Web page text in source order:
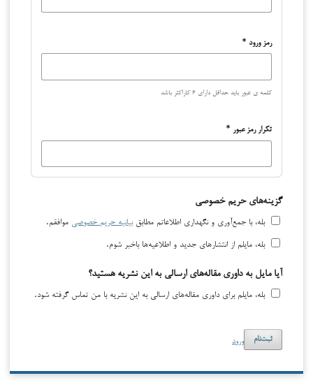
رمز ورود *
کلمه ی عبور باید حداقل دارای ۶ کاراکتر باشد
تکرار رمز عبور *
گزینه‌های حریم خصوصی
بله، با جمع‌آوری و نگهداری اطلاعاتم مطابقبیانیه حریم خصوصی
موافقم.
بله، مایلم از انتشارهای جدید و اطلاعیه‌ها باخبر شوم.
آیا مایل به داوری مقاله‌های ارسالی به این نشریه هستید؟
بله، مایلم برای داوری مقاله‌های ارسالی به این نشریه با من تماس گرفته شود.
ثبت‌نام ورود